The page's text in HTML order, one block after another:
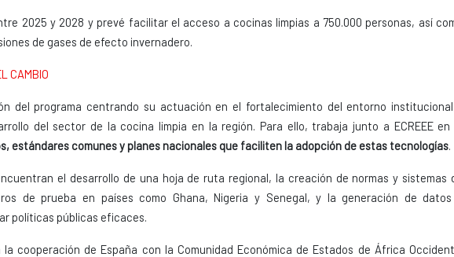
2025 y 2028 y prevé facilitar el acceso a cocinas limpias a 750.000 personas, así
de gases de efecto invernadero.
CAMBIO
del programa centrando su actuación en el fortalecimiento del entorno
del sector de la cocina limpia en la región. Para ello, trabaja junto a ECREEE en
estándares comunes y planes nacionales que faciliten la adopción de estas tecnologías.
el desarrollo de una hoja de ruta regional, la creación de normas y sistemas
de prueba en países como Ghana, Nigeria y Senegal, y la generación de
políticas públicas eficaces.
cooperación de España con la Comunidad Económica de Estados de África